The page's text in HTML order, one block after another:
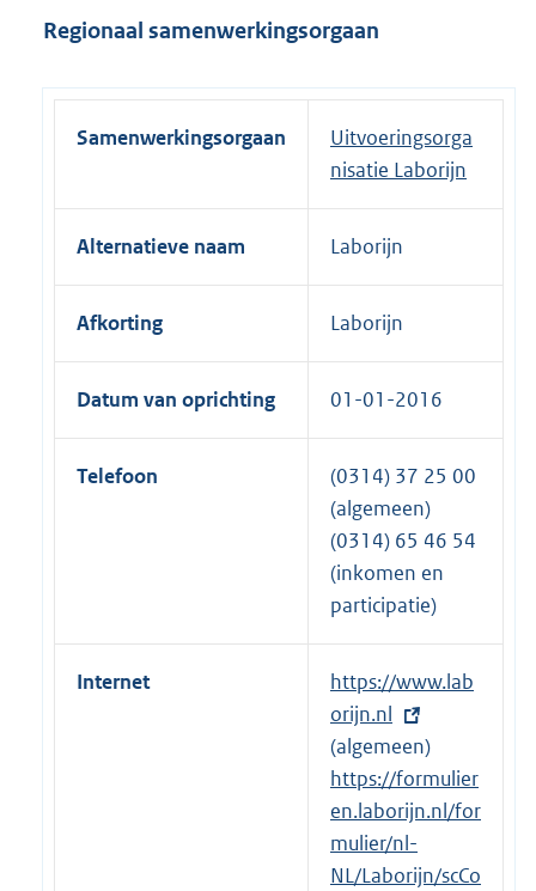
Regionaal samenwerkingsorgaan
Samenwerkingsorgaan
Uitvoeringsorga
nisatie Laborijn
Alternatieve naam Laborijn
Afkorting Laborijn
Datum van oprichting 01-01-2016
Telefoon
(0314) 37 25 00
(algemeen)
(0314) 65 46 54
(inkomen en
participatie)
Internet
E
x
t
e
r
n
e
https://www.lab
orijn.nl
(algemeen)
E
x
t
e
https://formulier
en.laborijn.nl/for
mulier/nl-
NL/Laborijn/scCo